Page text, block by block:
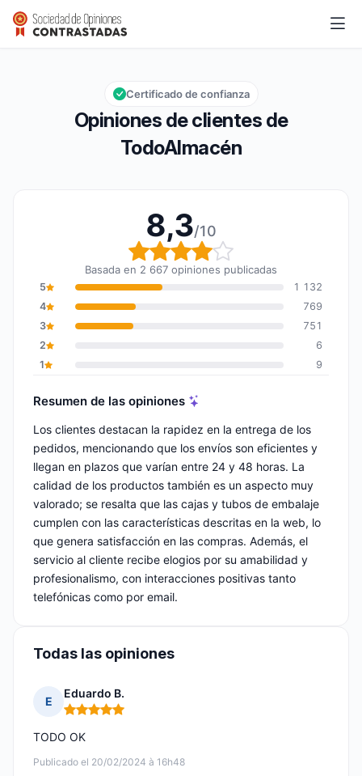
TodoAlmacén
Calificación global: 8,3 de 10
8,3/10
Opiniones de clientes de
TodoAlmacén
Certificado de confianza
8,3/10
Calificación global: 8,3
Basada en 2 667 opiniones publicadas
5
1 132
4
769
3
751
2
6
1
9
Resumen de las opiniones
Los clientes destacan la rapidez en la entrega de los
pedidos, mencionando que los envíos son eficientes y
llegan en plazos que varían entre 24 y 48 horas. La
calidad de los productos también es un aspecto muy
valorado; se resalta que las cajas y tubos de embalaje
cumplen con las características descritas en la web, lo
que genera satisfacción en las compras. Además, el
servicio al cliente recibe elogios por su amabilidad y
profesionalismo, con interacciones positivas tanto
telefónicas como por email.
Todas las opiniones
E
Eduardo B.
Nota: 5 de 5
Publicado el 20/02/2024 à 16h48
TODO OK